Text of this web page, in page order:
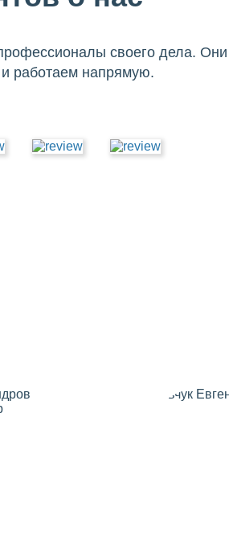
своего дела.
работаем напрямую.